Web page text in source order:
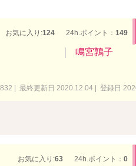
お気に入り:124 24h.ポイント： 149
鳴宮鶉子
| 最終更新日 2020.12.04 | 登録日
お気に入り:63 24h.ポイント： 0